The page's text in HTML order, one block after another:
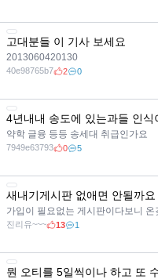
고대분들 이 기사 보세요
2013060420130
40e98765b7 2 0
4년내내 송도에 있는과들 인식
약학 글융 등등 송세대 취급인가요
7949e63793 0 5
새내기게시판 없애면 안될까요
진리유~~~ 13 1
뭔 오티를 5일씩이나 하고 또